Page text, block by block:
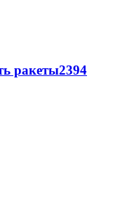
ракеты2394